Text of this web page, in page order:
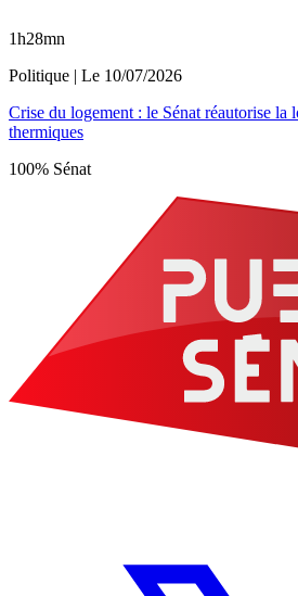
1h28mn
Politique | Le 10/07/2026
Crise du logement : le Sénat réautorise la
thermiques
100% Sénat